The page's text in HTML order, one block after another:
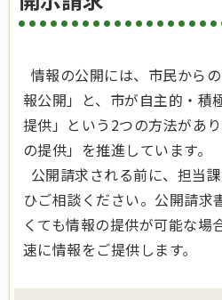
情報の公開には、市民から
報公開」と、市が自主的・積
提供」という2つの方法があ
の提供」を推進しています。
公開請求される前に、担当
ひご相談ください。公開請求
くても情報の提供が可能な場
速に情報をご提供します。